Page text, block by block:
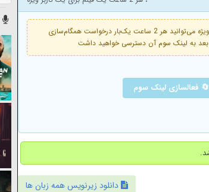
فعال است. با خرید اشتراک ویژه می‌توانید هر 2 ساعت یک‌بار درخواست همگام‌سازی
🔄 فعالسازی لینک سوم
دانلود زیرنویس همه زبان ها